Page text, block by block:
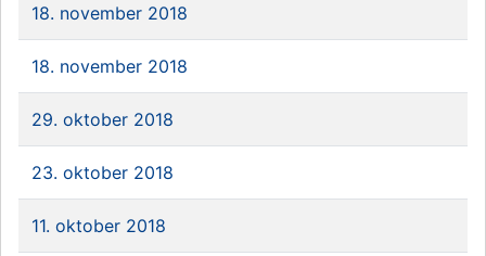
18. november 2018
18. november 2018
29. oktober 2018
23. oktober 2018
11. oktober 2018